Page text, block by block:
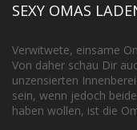
SEXY OMAS
Verwitwete, einsame
Von daher schau Dir
unzensierten
sein, wenn jedoch
haben wollen, ist die